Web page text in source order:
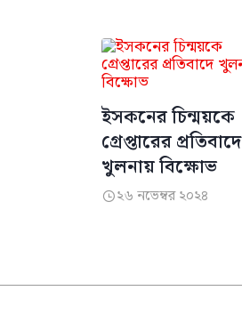
ইসকনের চিন্ময়কে
গ্রেপ্তারের প্রতিবাদে
খুলনায় বিক্ষোভ
২৬ নভেম্বর ২০২৪